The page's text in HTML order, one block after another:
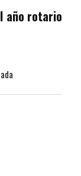
año rotario